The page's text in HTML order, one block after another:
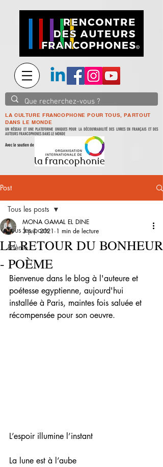
LA CULTURE FRANCOPHONE POUR TOUS, PARTOUT
DANS LE MONDE
UN RÉSEAU ET UNE PLATEFORME UNIQUES POUR LA DÉCOUVRABILITÉ DES LIVRES EN FRANÇAIS ET DES
AUTEURS FRANCOPHONES DANS LE MONDE
Avec le soutien de
Post
Tous les posts
Poème
Tous les posts
LE RETOUR DU BONHEUR
- POÈME
MONA GAMAL EL DINE
3 juil. 2021 1 min de lecture
Bienvenue dans le blog à l'auteure et
poétesse egyptienne, aujourd'hui
installée à Paris, maintes fois saluée et
récompensée pour son oeuvre.
L’espoir illumine l’instant
La lune est à l’aube